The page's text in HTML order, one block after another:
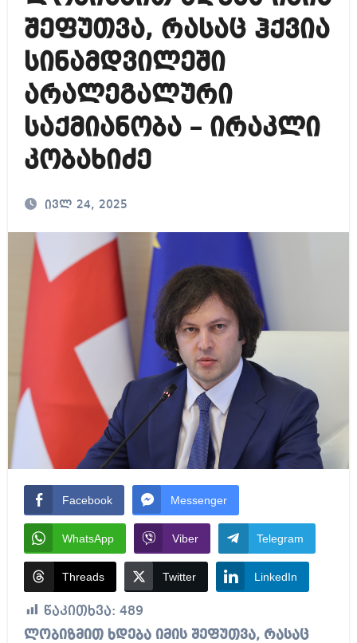
შეფუთვა, რასაც ჰქვია
სინამდვილეში
არალეგალური
საქმიანობა – ირაკლი
კობახიძე
ივლ 24, 2025
Facebook Messenger
WhatsApp Viber Telegram
Threads Twitter LinkedIn
წაკითხვა: 489
ლობიზმით ხდება იმის შეფუთვა, რასაც